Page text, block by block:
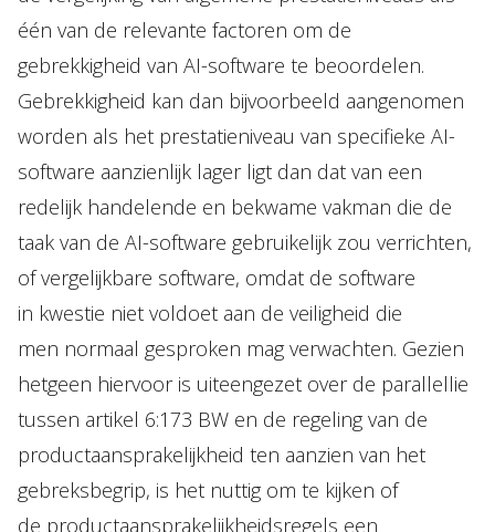
één van de relevante factoren om de
gebrekkigheid van AI-software te beoordelen.
Gebrekkigheid kan dan bijvoorbeeld aangenomen
worden als het prestatieniveau van specifieke AI-
software aanzienlijk lager ligt dan dat van een
redelijk handelende en bekwame vakman die de
taak van de AI-software gebruikelijk zou verrichten,
of vergelijkbare software, omdat de software
in kwestie niet voldoet aan de veiligheid die
men normaal gesproken mag verwachten. Gezien
hetgeen hiervoor is uiteengezet over de parallellie
tussen artikel 6:173 BW en de regeling van de
productaansprakelijkheid ten aanzien van het
gebreksbegrip, is het nuttig om te kijken of
de productaansprakelijkheidsregels een